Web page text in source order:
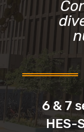
6 & 7
HES-